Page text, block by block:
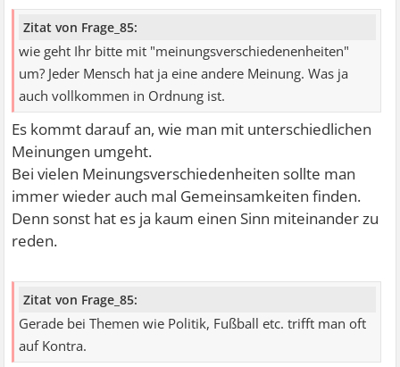
Zitat von Frage_85:
wie geht Ihr bitte mit "meinungsverschiedenenheiten"
um? Jeder Mensch hat ja eine andere Meinung. Was ja
auch vollkommen in Ordnung ist.
Es kommt darauf an, wie man mit unterschiedlichen
Meinungen umgeht.
Bei vielen Meinungsverschiedenheiten sollte man
immer wieder auch mal Gemeinsamkeiten finden.
Denn sonst hat es ja kaum einen Sinn miteinander zu
reden.
Zitat von Frage_85:
Gerade bei Themen wie Politik, Fußball etc. trifft man oft
auf Kontra.